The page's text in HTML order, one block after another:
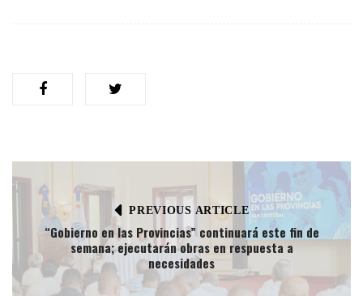
PREVIOUS ARTICLE
“Gobierno en las Provincias” continuará este fin de
semana; ejecutarán obras en respuesta a
necesidades